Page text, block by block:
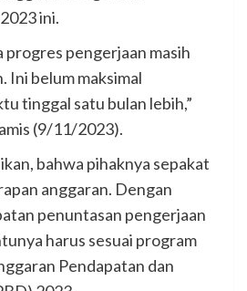
ini.
progres pengerjaan masih
Ini belum maksimal
tinggal satu bulan lebih,”
(9/11/2023).
bahwa pihaknya sepakat
anggaran. Dengan
penuntasan pengerjaan
harus sesuai program
Pendapatan dan